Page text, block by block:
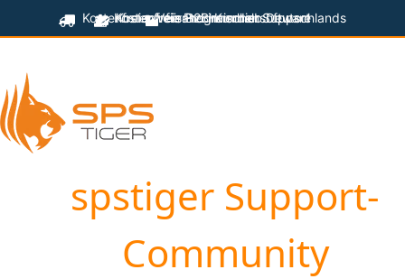
Kostenfreier technischer Support
Kostenfreier Versand innerhalb Deutschlands
Kostenfreie Programmiersoftware
für B2B-Kunden
spstiger Support-
Community